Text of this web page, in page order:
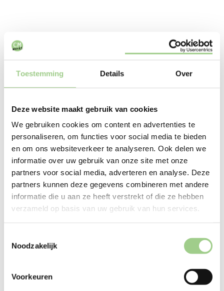
Toestemming Details Over
Deze website maakt gebruik van cookies
We gebruiken cookies om content en advertenties te
personaliseren, om functies voor social media te bieden
en om ons websiteverkeer te analyseren. Ook delen we
informatie over uw gebruik van onze site met onze
partners voor social media, adverteren en analyse. Deze
partners kunnen deze gegevens combineren met andere
informatie die u aan ze heeft verstrekt of die ze hebben
verzameld op basis van uw gebruik van hun services.
Noodzakelijk
Voorkeuren
In deze branches zijn we
actief
Techniek
Logistiek